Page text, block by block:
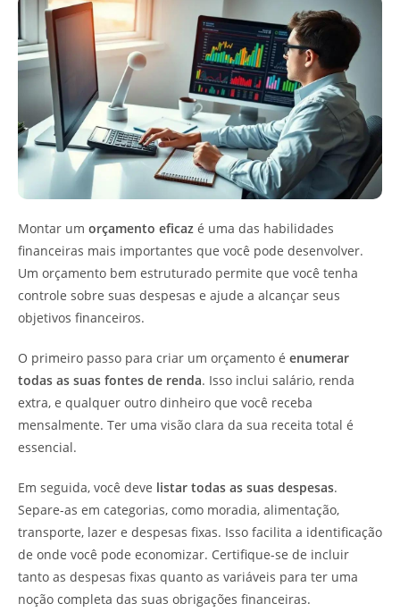
Montar um orçamento eficaz é uma das habilidades
financeiras mais importantes que você pode desenvolver.
Um orçamento bem estruturado permite que você tenha
controle sobre suas despesas e ajude a alcançar seus
objetivos financeiros.
O primeiro passo para criar um orçamento é enumerar
todas as suas fontes de renda. Isso inclui salário, renda
extra, e qualquer outro dinheiro que você receba
mensalmente. Ter uma visão clara da sua receita total é
essencial.
Em seguida, você deve listar todas as suas despesas.
Separe-as em categorias, como moradia, alimentação,
transporte, lazer e despesas fixas. Isso facilita a identificação
de onde você pode economizar. Certifique-se de incluir
tanto as despesas fixas quanto as variáveis para ter uma
noção completa das suas obrigações financeiras.